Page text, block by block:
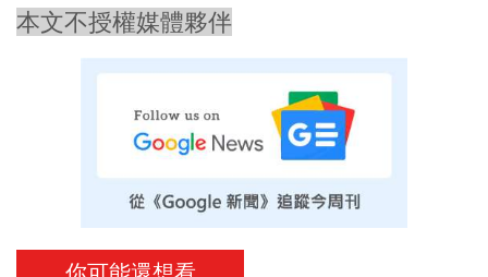
本文不授權媒體夥伴